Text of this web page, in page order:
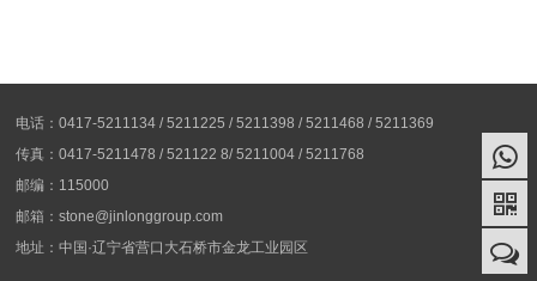
电话：0417-5211134 / 5211225 / 5211398 / 5211468 / 5211369
传真：0417-5211478 / 521122 8/ 5211004 / 5211768
邮编：115000
邮箱：stone@jinlonggroup.com
地址：中国·辽宁省营口大石桥市金龙工业园区